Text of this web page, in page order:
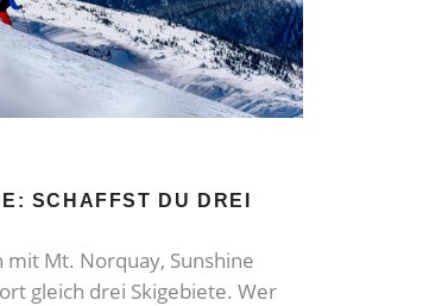
SCHAFFST DU DREI
Mt. Norquay, Sunshine
gleich drei Skigebiete. Wer